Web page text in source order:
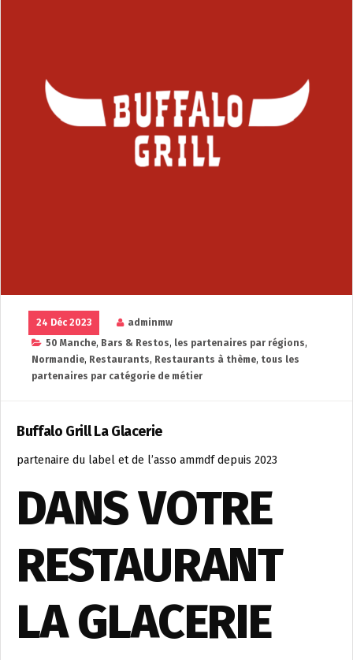
24 Déc 2023
adminmw
50 Manche, Bars & Restos, les partenaires par régions,
Normandie, Restaurants, Restaurants à thème, tous les
partenaires par catégorie de métier
Buffalo Grill La Glacerie
partenaire du label et de l’asso ammdf depuis 2023
DANS VOTRE
RESTAURANT
LA GLACERIE